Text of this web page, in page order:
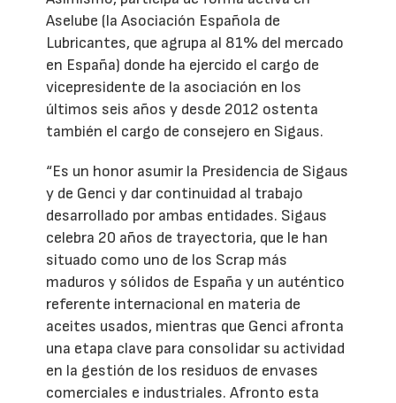
Aselube (la Asociación Española de
Lubricantes, que agrupa al 81% del mercado
en España) donde ha ejercido el cargo de
vicepresidente de la asociación en los
últimos seis años y desde 2012 ostenta
también el cargo de consejero en Sigaus.
“Es un honor asumir la Presidencia de Sigaus
y de Genci y dar continuidad al trabajo
desarrollado por ambas entidades. Sigaus
celebra 20 años de trayectoria, que le han
situado como uno de los Scrap más
maduros y sólidos de España y un auténtico
referente internacional en materia de
aceites usados, mientras que Genci afronta
una etapa clave para consolidar su actividad
en la gestión de los residuos de envases
comerciales e industriales. Afronto esta